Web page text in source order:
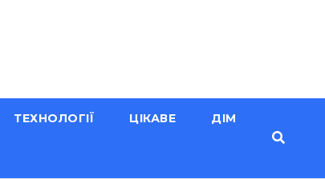
ТЕХНОЛОГІЇ ЦІКАВЕ ДІМ